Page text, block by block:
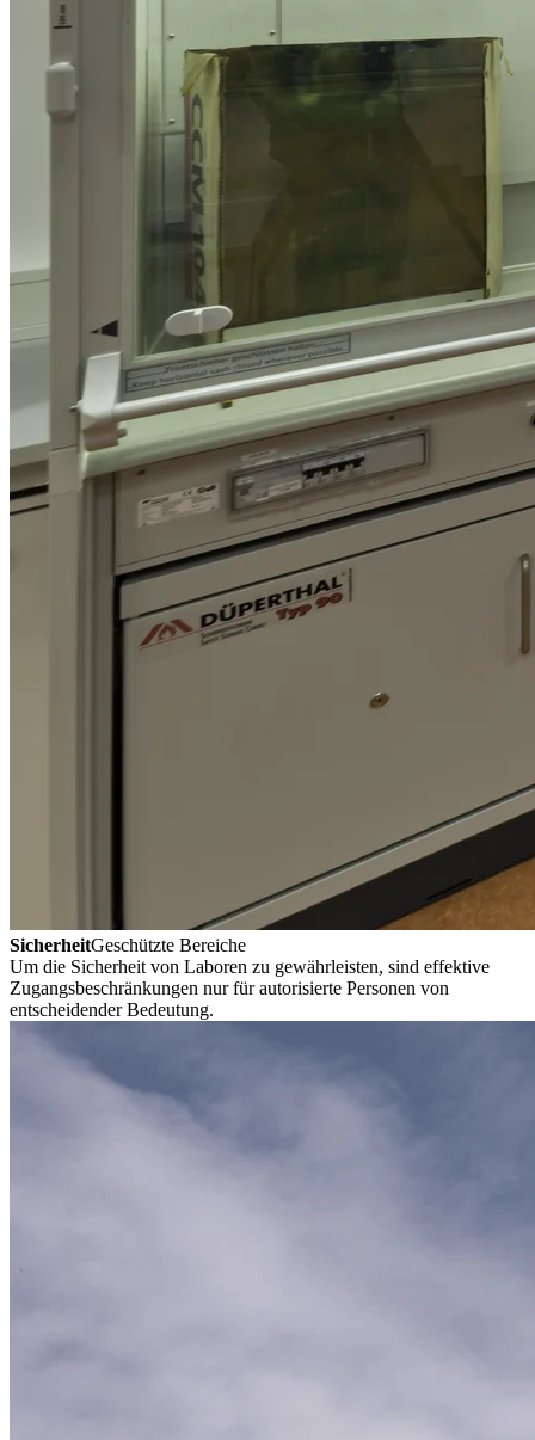
SicherheitGeschützte Bereiche
Um die Sicherheit von Laboren zu gewährleisten, sind effektive
Zugangsbeschränkungen nur für autorisierte Personen von
entscheidender Bedeutung.